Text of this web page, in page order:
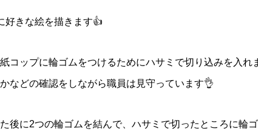
好きな絵を描きます👍
コップに輪ゴムをつけるためにハサミで切り込みを入れ
などの確認をしながら職員は見守っています👌
後に2つの輪ゴムを結んで、ハサミで切ったところに輪